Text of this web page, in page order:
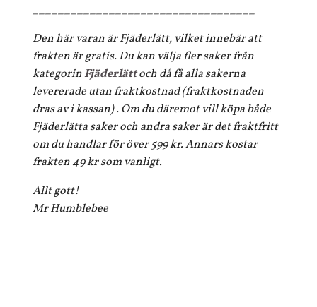
___________________________________
Den här varan är Fjäderlätt, vilket innebär att
frakten är gratis. Du kan välja fler saker från
kategorinFjäderlättoch då få alla sakerna
levererade utan fraktkostnad (fraktkostnaden
dras av i kassan) . Om du däremot vill köpa både
Fjäderlätta saker och andra saker är det fraktfritt
om du handlar för över 599 kr. Annars kostar
frakten 49 kr som vanligt.
Allt gott!
Mr Humblebee